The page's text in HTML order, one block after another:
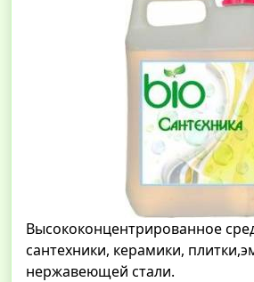
Высококонцентрированное
сантехники, керамики,
нержавеющей стали.